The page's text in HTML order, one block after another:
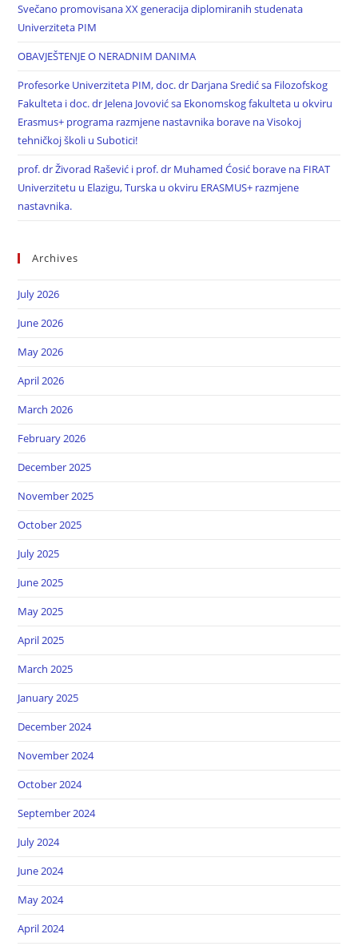
Svečano promovisana XX generacija diplomiranih studenata
Univerziteta PIM
OBAVJEŠTENJE O NERADNIM DANIMA
Profesorke Univerziteta PIM, doc. dr Darjana Sredić sa Filozofskog
Fakulteta i doc. dr Jelena Jovović sa Ekonomskog fakulteta u okviru
Erasmus+ programa razmjene nastavnika borave na Visokoj
tehničkoj školi u Subotici!
prof. dr Živorad Rašević i prof. dr Muhamed Ćosić borave na FIRAT
Univerzitetu u Elazigu, Turska u okviru ERASMUS+ razmjene
nastavnika.
Archives
July 2026
June 2026
May 2026
April 2026
March 2026
February 2026
December 2025
November 2025
October 2025
July 2025
June 2025
May 2025
April 2025
March 2025
January 2025
December 2024
November 2024
October 2024
September 2024
July 2024
June 2024
May 2024
April 2024